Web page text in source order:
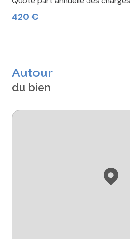
420 €
Autour
du bien